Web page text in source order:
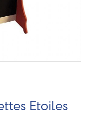
Etoiles